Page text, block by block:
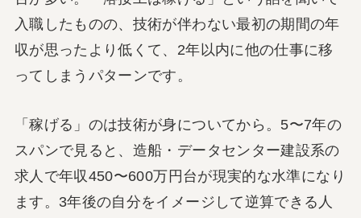
入職したものの、技術が伴わない最初の期間の年
収が思ったより低くて、2年以内に他の仕事に移
ってしまうパターンです。
「稼げる」のは技術が身についてから。5〜7年の
スパンで見ると、造船・データセンター建設系の
求人で年収450〜600万円台が現実的な水準になり
ます。3年後の自分をイメージして逆算できる人